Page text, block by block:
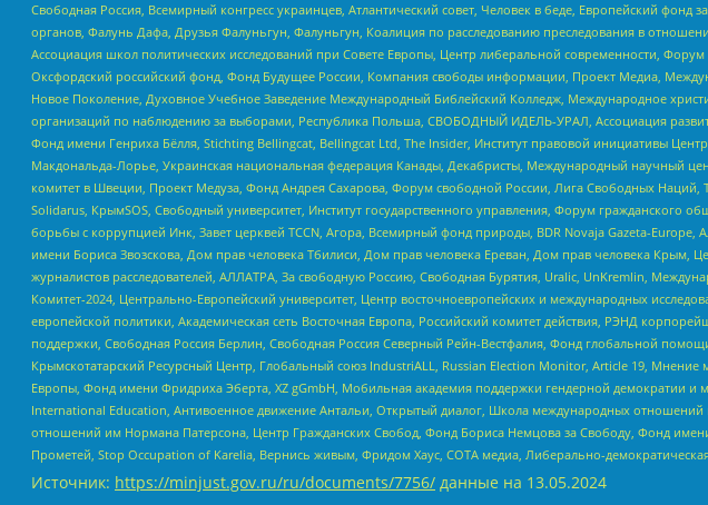
Свободная Россия, Всемирный конгресс украинцев, Атлантический совет, Человек в беде, Европейский
органов, Фалунь Дафа, Друзья Фалуньгун, Фалуньгун, Коалиция по расследованию преследования в
Ассоциация школ политических исследований при Совете Европы, Центр либеральной современности,
Оксфордский российский фонд, Фонд Будущее России, Компания свободы информации, Проект Медиа,
Новое Поколение, Духовное Учебное Заведение Международный Библейский Колледж, Международное
организаций по наблюдению за выборами, Республика Польша, СВОБОДНЫЙ ИДЕЛЬ-УРАЛ, Ассоциация
Фонд имени Генриха Бёлля, Stichting Bellingcat, Bellingcat Ltd, The Insider, Институт правовой инициативы
Макдональда-Лорье, Украинская национальная федерация Канады, Декабристы, Международный научный
комитет в Швеции, Проект Медуза, Фонд Андрея Сахарова, Форум свободной России, Лига Свободных
Solidarus, КрымSOS, Свободный университет, Институт государственного управления, Форум
борьбы с коррупцией Инк, Завет церквей TCCN, Агора, Всемирный фонд природы, BDR Novaja Gazeta-
имени Бориса Звозскова, Дом прав человека Тбилиси, Дом прав человека Ереван, Дом прав человека Крым,
журналистов расследователей, АЛЛАТРА, За свободную Россию, Свободная Бурятия, Uralic, UnKremlin,
Комитет-2024, Центрально-Европейский университет, Центр восточноевропейских и международных
европейской политики, Академическая сеть Восточная Европа, Российский комитет действия, РЭНД
поддержки, Свободная Россия Берлин, Свободная Россия Северный Рейн-Вестфалия, Фонд глобальной
Крымскотатарский Ресурсный Центр, Глобальный союз IndustriALL, Russian Election Monitor, Article 19,
Европы, Фонд имени Фридриха Эберта, XZ gGmbH, Мобильная академия поддержки гендерной демократии
International Education, Антивоенное движение Антальи, Открытый диалог, Школа международных
отношений им Нормана Патерсона, Центр Гражданских Свобод, Фонд Бориса Немцова за Свободу, Фонд
Прометей, Stop Occupation of Karelia, Вернись живым, Фридом Хаус, СОТА медиа, Либерально-
Источник: https://minjust.gov.ru/ru/documents/7756/ данные на 13.05.2024